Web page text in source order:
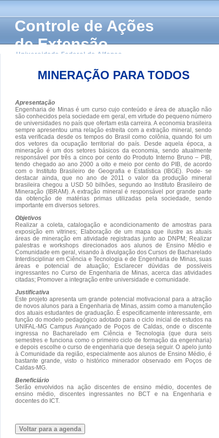
Controle de Ações
de Extensão
Universidade Federal de Alfenas
MINERAÇÃO PARA TODOS
Apresentação
Engenharia de Minas é um curso cujo conteúdo e área de atuação não
são conhecidos pela sociedade em geral, em virtude do pequeno número
de universidades no país que ofertam esta carreira. A economia brasileira
sempre apresentou uma relação estreita com a extração mineral, sendo
esta verificada desde os tempos do Brasil como colônia, quando foi um
dos vetores da ocupação territorial do país. Desde aquela época, a
mineração é um dos setores básicos da economia, sendo atualmente
responsável por três a cinco por cento do Produto Interno Bruno – PIB,
tendo chegado ao ano 2000 a oito e meio por cento do PIB, de acordo
com o Instituto Brasileiro de Geografia e Estatística (IBGE). Pode- se
destacar ainda, que no ano de 2011 o valor da produção mineral
brasileira chegou a USD 50 bilhões, segundo ao Instituto Brasileiro de
Mineração (IBRAM). A extração mineral é responsável por grande parte
da obtenção de matérias primas utilizadas pela sociedade, sendo
importante em diversos setores.
Objetivos
Realizar a coleta, catalogação e acondicionamento de amostras para
exposição em vitrines; Elaboração de um mapa que ilustre as atuais
áreas de mineração em atividade registradas junto ao DNPM; Realizar
palestras e workshops direcionados aos alunos de Ensino Médio e
Comunidade em geral, visando à divulgação dos Cursos de Bacharelado
Interdisciplinar em Ciência e Tecnologia e de Engenharia de Minas, suas
áreas e potencial de atuação; Esclarecer dúvidas de possíveis
ingressantes no Curso de Engenharia de Minas, acerca das atividades
citadas; Promover a integração entre universidade e comunidade.
Justificativa
Este projeto apresenta um grande potencial motivacional para a atração
de novos alunos para a Engenharia de Minas, assim como a manutenção
dos atuais estudantes de graduação. É especificamente interessante, em
função do modelo pedagógico adotado para o ciclo inicial de estudos na
UNIFAL-MG Campus Avançado de Poços de Caldas, onde o discente
ingressa no Bacharelado em Ciência e Tecnologia (que dura seis
semestres e funciona como o primeiro ciclo de formação da engenharia)
e depois escolhe o curso de engenharia que deseja seguir. O apelo junto
à Comunidade da região, especialmente aos alunos de Ensino Médio, é
bastante grande, visto o histórico minerador observado em Poços de
Caldas-MG.
Beneficiário
Serão envolvidos na ação discentes de ensino médio, docentes de
ensino médio, discentes ingressantes no BCT e na Engenharia e
docentes do ICT.
Voltar para a agenda